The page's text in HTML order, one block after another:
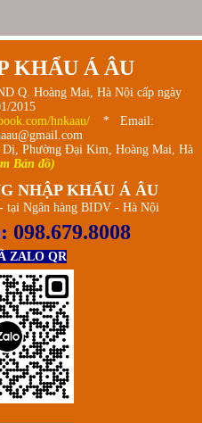
KHẨU Á ÂU
Q. Hoàng Mai, Hà Nội cấp ngày
2015
hnkaau/
* Email:
Dị, Phường Đại Kim, Hoàng Mai, Hà
Bản đồ)
NHẬP KHẨU Á ÂU
tại Ngân hàng BIDV - Hà Nội
098.679.8008
ZALO QR